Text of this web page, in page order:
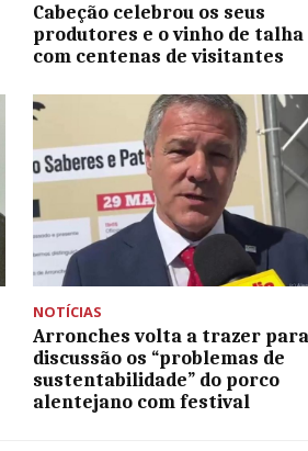
Cabeção celebrou os seus
produtores e o vinho de talha
com centenas de visitantes
NOTÍCIAS
Arronches volta a trazer
discussão os “problemas de
sustentabilidade” do porco
alentejano com festival